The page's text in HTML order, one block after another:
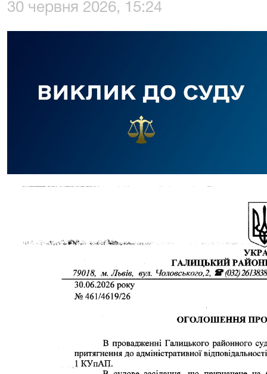
30 червня 2026, 15:24